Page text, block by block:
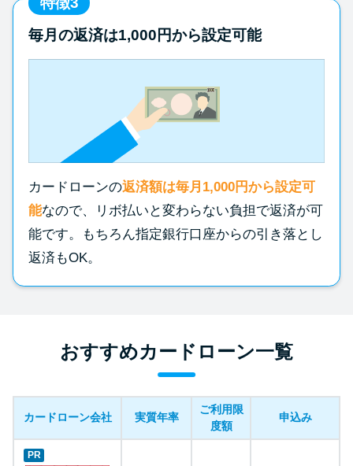
毎月の返済は1,000円から設定可能
カードローンの返済額は毎月1,000円から設定可
能なので、リボ払いと変わらない負担で返済が可
能です。もちろん指定銀行口座からの引き落とし
返済もOK。
おすすめカードローン一覧
カードローン会社 実質年率
ご利用限
度額
申込み
PR